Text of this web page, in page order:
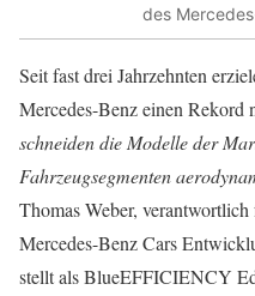
des
Seit fast drei Jahrzehnten
Mercedes-Benz einen Rekord
schneiden die Modelle der
Fahrzeugsegmenten
Thomas Weber,
Mercedes-Benz Cars
stellt als BlueEFFICIENCY